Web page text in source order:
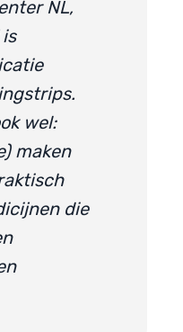
NL,
is
wel:
maken
die